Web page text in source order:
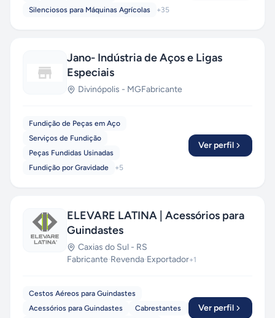
Silenciosos para Máquinas Agrícolas
+35
Jano- Indústria de Aços e Ligas
Especiais
Divinópolis - MGFabricante
Fundição de Peças em Aço
Serviços de Fundição
Peças Fundidas Usinadas
Fundição por Gravidade
+5
Ver perfil
ELEVARE LATINA | Acessórios para
Guindastes
Caxias do Sul - RS
Fabricante·Revenda·Exportador+1
Cestos Aéreos para Guindastes
Acessórios para Guindastes
Cabrestantes
Ver perfil